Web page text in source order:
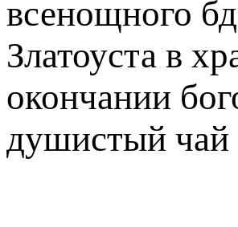
всенощного
Златоуста в
окончании
душистый